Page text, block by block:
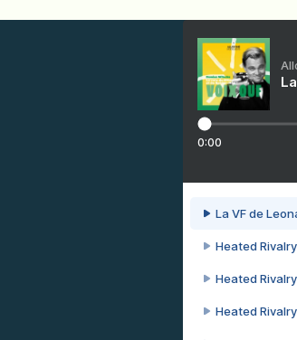
0:00
La VF de
Heated
Heated
Heated